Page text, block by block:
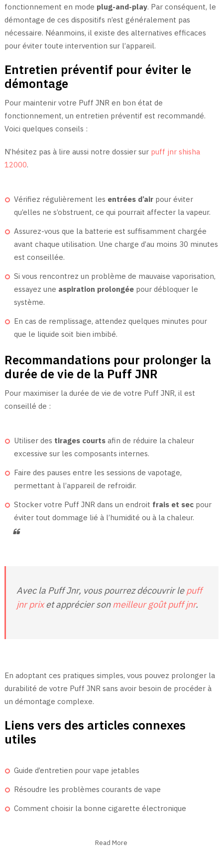
fonctionnement en mode plug-and-play. Par conséquent, le
démontage de ces dispositifs n’est généralement pas
nécessaire. Néanmoins, il existe des alternatives efficaces
pour éviter toute intervention sur l’appareil.
Entretien préventif pour éviter le
démontage
Pour maintenir votre Puff JNR en bon état de
fonctionnement, un entretien préventif est recommandé.
Voici quelques conseils :
N’hésitez pas à lire aussi notre dossier sur puff jnr shisha
12000.
Vérifiez régulièrement les entrées d’air pour éviter
qu’elles ne s’obstruent, ce qui pourrait affecter la vapeur.
Assurez-vous que la batterie est suffisamment chargée
avant chaque utilisation. Une charge d’au moins 30 minutes
est conseillée.
Si vous rencontrez un problème de mauvaise vaporisation,
essayez une aspiration prolongée pour débloquer le
système.
En cas de remplissage, attendez quelques minutes pour
que le liquide soit bien imbibé.
Recommandations pour prolonger la
durée de vie de la Puff JNR
Pour maximiser la durée de vie de votre Puff JNR, il est
conseillé de :
Utiliser des tirages courts afin de réduire la chaleur
excessive sur les composants internes.
Faire des pauses entre les sessions de vapotage,
permettant à l’appareil de refroidir.
Stocker votre Puff JNR dans un endroit frais et sec pour
éviter tout dommage lié à l’humidité ou à la chaleur.
Avec la Puff Jnr, vous pourrez découvrir lepuff
jnr prixet apprécier sonmeilleur goût puff jnr.
En adoptant ces pratiques simples, vous pouvez prolonger la
durabilité de votre Puff JNR sans avoir besoin de procéder à
un démontage complexe.
Liens vers des articles connexes
utiles
Guide d’entretien pour vape jetables
Résoudre les problèmes courants de vape
Comment choisir la bonne cigarette électronique
Read More